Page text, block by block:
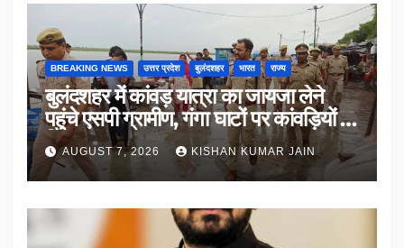
BREAKING NEWS उत्तर प्रदेश बुलंदशहर भारत राज्य
बुलंदशहर में कांवड़ यात्रा का जायजा लेने
पहुंचे एसपी ग्रामीण, गंगा घाटों पर कांवड़ियों से
किया संवाद
AUGUST 7, 2026 KISHAN KUMAR JAIN